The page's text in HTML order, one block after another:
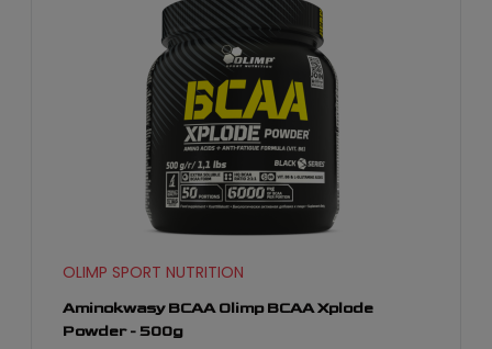
Aminokwasy BCAA Olimp BCAA Xplode
Powder - 500g
OLIMP SPORT NUTRITION